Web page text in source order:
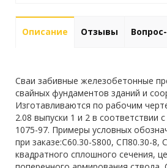
Описание Отзывы
Сваи забивные железобетонные
свайных фундаментов зданий и
Изготавливаются по рабочим
2.08 выпуски 1 и 2 в соответствии
1075-97. Примеры условных
при заказе:С60.30-S800, СП80.30-8,
квадратного сплошного сечения,